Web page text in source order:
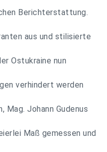
Berichterstattung.
aus und stilisierte
Ostukraine nun
verhindert werden
Mag. Johann Gudenus
Maß gemessen und